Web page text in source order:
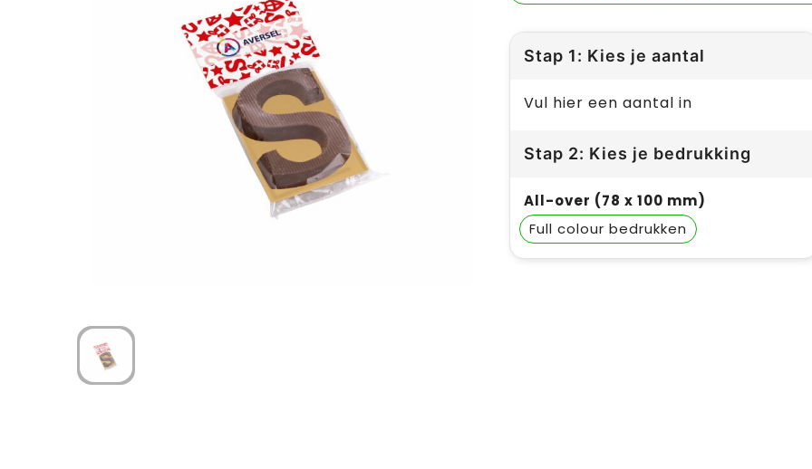
Stap 1: Kies je aantal
Vul hier een aantal in
Stap 2: Kies je bedrukking
All-over (78 x 100 mm)
Full colour